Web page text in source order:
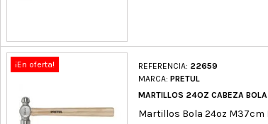
¡En oferta! REFERENCIA: 22659
MARCA: PRETUL
MARTILLOS 24OZ CABEZA
Martillos Bola 24oz M37cm